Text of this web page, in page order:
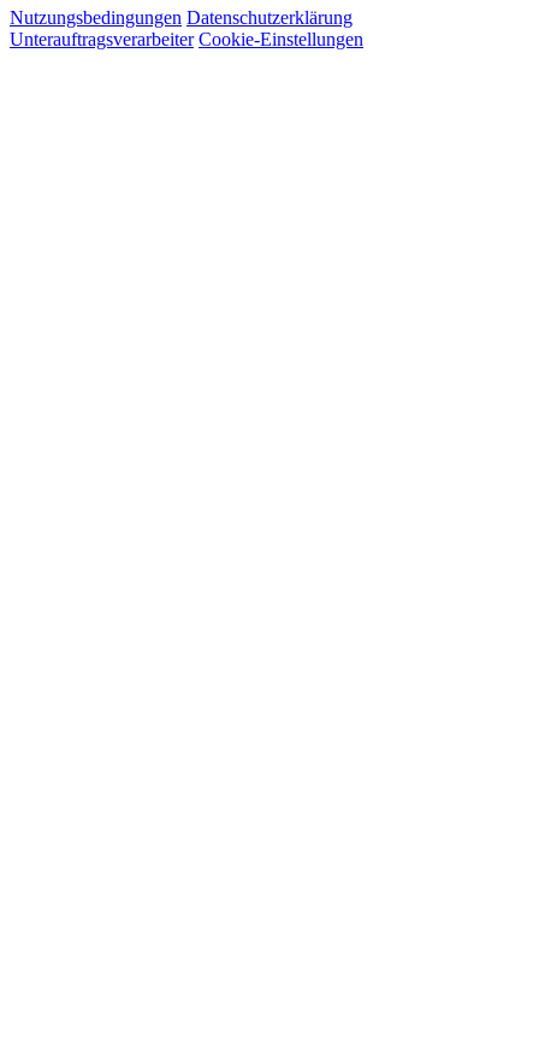
Nutzungsbedingungen Datenschutzerklärung
Unterauftragsverarbeiter Cookie-Einstellungen